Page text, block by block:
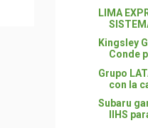
LIMA
Kingsley
Conde
Grupo
con la
Subaru
IIHS